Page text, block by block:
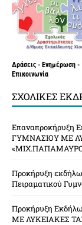
Δράσεις - Ενημέρωση -
Επικοινωνία
ΣΧΟΛΙΚΈΣ
Επαναπροκήρυξη
ΓΥΜΝΑΣΙΟΥ ΜΕ
Προκήρυξη
Πειραματικού
Προκήρυξη
ΜΕ ΛΥΚΕΙΑΚΕΣ